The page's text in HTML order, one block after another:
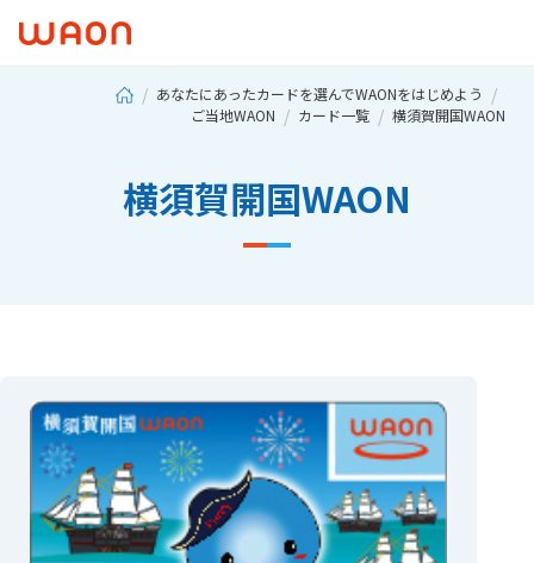
あなたにあったカードを選んでWAONをはじめよう
ご当地WAON
カード一覧 横須賀開国WAON
横須賀開国WAON